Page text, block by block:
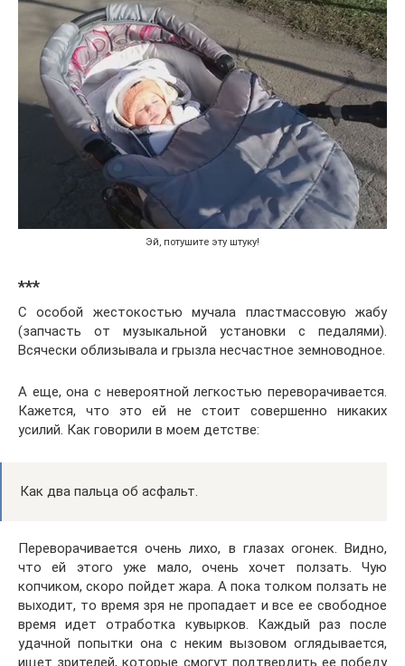
Эй, потушите эту штуку!
***
С особой жестокостью мучала пластмассовую жабу
(запчасть от музыкальной установки с педалями).
Всячески облизывала и грызла несчастное земноводное.
А еще, она с невероятной легкостью переворачивается.
Кажется, что это ей не стоит совершенно никаких
усилий. Как говорили в моем детстве:
Как два пальца об асфальт.
Переворачивается очень лихо, в глазах огонек. Видно,
что ей этого уже мало, очень хочет ползать. Чую
копчиком, скоро пойдет жара. А пока толком ползать не
выходит, то время зря не пропадает и все ее свободное
время идет отработка кувырков. Каждый раз после
удачной попытки она с неким вызовом оглядывается,
ищет зрителей, которые смогут подтвердить ее победу